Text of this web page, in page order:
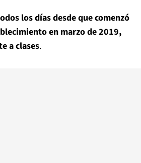
los días desde que comenzó
en marzo de 2019,
a clases.